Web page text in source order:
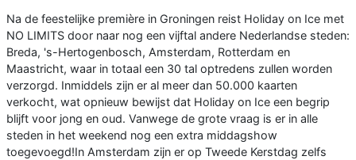
Na de feestelijke première in Groningen reist Holiday on Ice met
NO LIMITS door naar nog een vijftal andere Nederlandse steden:
Breda, 's-Hertogenbosch, Amsterdam, Rotterdam en
Maastricht, waar in totaal een 30 tal optredens zullen worden
verzorgd. Inmiddels zijn er al meer dan 50.000 kaarten
verkocht, wat opnieuw bewijst dat Holiday on Ice een begrip
blijft voor jong en oud. Vanwege de grote vraag is er in alle
steden in het weekend nog een extra middagshow
toegevoegd!In Amsterdam zijn er op Tweede Kerstdag zelfs